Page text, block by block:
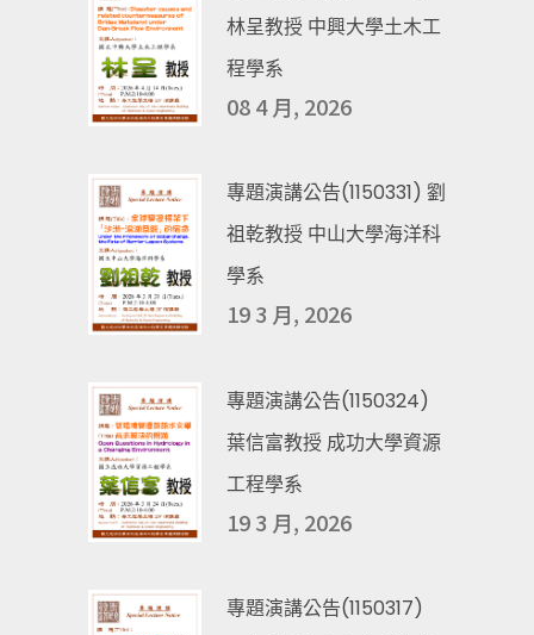
林呈教授 中興大學土木工
程學系
08 4 月, 2026
專題演講公告(1150331) 劉
祖乾教授 中山大學海洋科
學系
19 3 月, 2026
專題演講公告(1150324)
葉信富教授 成功大學資源
工程學系
19 3 月, 2026
專題演講公告(1150317)